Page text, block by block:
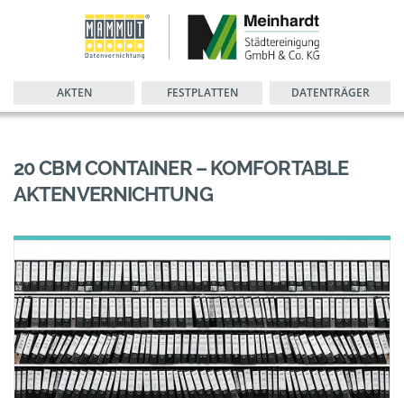
AKTEN FESTPLATTEN DATENTRÄGER
20 CBM CONTAINER – KOMFORTABLE
AKTENVERNICHTUNG